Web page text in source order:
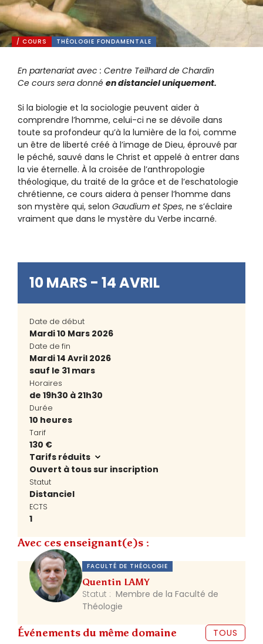
/ COURS THÉOLOGIE FONDAMENTALE
En partenariat avec : Centre Teilhard de Chardin
Ce cours sera donné en distanciel uniquement.
Si la biologie et la sociologie peuvent aider à
comprendre l’homme, celui-ci ne se dévoile dans
toute sa profondeur qu’à la lumière de la foi, comme
un être de liberté créé à l’image de Dieu, éprouvé par
le péché, sauvé dans le Christ et appelé à entrer dans
la vie éternelle. À la croisée de l’anthropologie
théologique, du traité de la grâce et de l’eschatologie
chrétienne, ce cours aidera à penser l’homme dans
son mystère qui, selon Gaudium et Spes, ne s’éclaire
vraiment que dans le mystère du Verbe incarné.
10 MARS - 14 AVRIL
Date de début
Mardi 10 Mars 2026
Date de fin
Mardi 14 Avril 2026
sauf le 31 mars
Horaires
de 19h30 à 21h30
Durée
10 heures
Tarif
130 €
Tarifs réduits
Ouvert à tous sur inscription
Statut
Distanciel
ECTS
1
Avec ces enseignant(e)s :
FACULTÉ DE THÉOLOGIE
Quentin LAMY
Statut : Membre de la Faculté de
Théologie
Événements du même domaine TOUS